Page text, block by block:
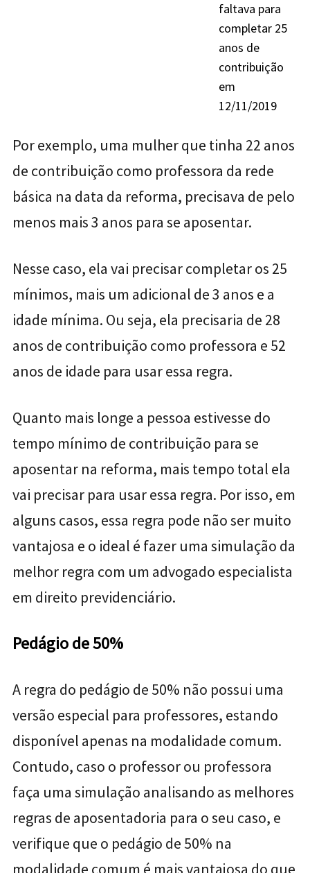
faltava para
completar 25
anos de
contribuição
em
12/11/2019
Por exemplo, uma mulher que tinha 22 anos
de contribuição como professora da rede
básica na data da reforma, precisava de pelo
menos mais 3 anos para se aposentar.
Nesse caso, ela vai precisar completar os 25
mínimos, mais um adicional de 3 anos e a
idade mínima. Ou seja, ela precisaria de 28
anos de contribuição como professora e 52
anos de idade para usar essa regra.
Quanto mais longe a pessoa estivesse do
tempo mínimo de contribuição para se
aposentar na reforma, mais tempo total ela
vai precisar para usar essa regra. Por isso, em
alguns casos, essa regra pode não ser muito
vantajosa e o ideal é fazer uma simulação da
melhor regra com um advogado especialista
em direito previdenciário.
Pedágio de 50%
A regra do pedágio de 50% não possui uma
versão especial para professores, estando
disponível apenas na modalidade comum.
Contudo, caso o professor ou professora
faça uma simulação analisando as melhores
regras de aposentadoria para o seu caso, e
verifique que o pedágio de 50% na
modalidade comum é mais vantajosa do que